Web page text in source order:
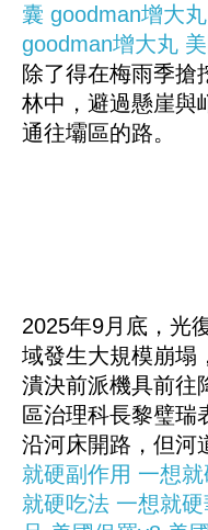
囊 goodman增大丸
goodman增大丸
除了得在梅雨季搶
林中，避過懸崖與
通往壩區的路。
2025年9月底，光
域發生大規模崩塌
潰決前派機具前往
區治理科長黎璧瑞
沿河床開路，但河
就硬副作用 一想
就硬吃法 一想就